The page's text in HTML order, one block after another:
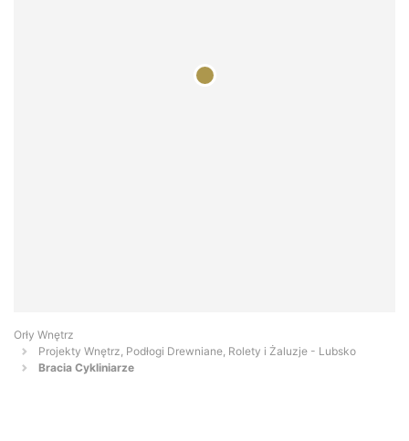
Orły Wnętrz
Projekty Wnętrz, Podłogi Drewniane, Rolety i Żaluzje - Lubsko
Bracia Cykliniarze